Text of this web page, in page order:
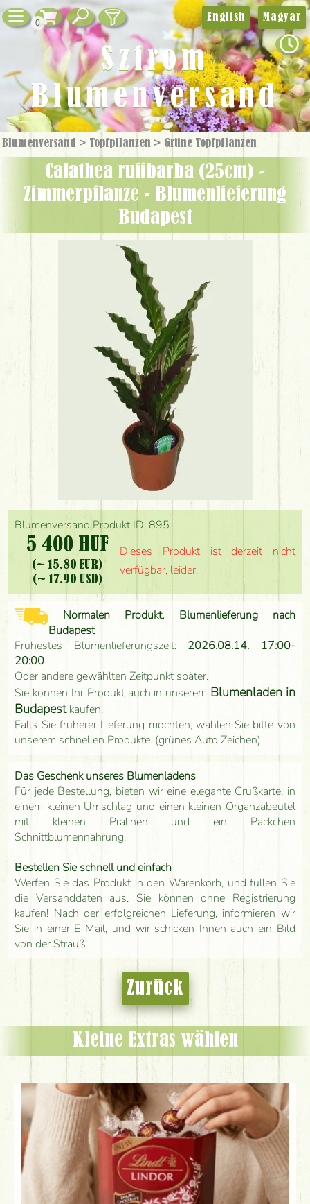
0
Blumenversand > Topfpflanzen > Grüne Topf­pflanzen
Calathea rufibarba (25cm) -
Zimmerpflanze - Blumenlieferung
Budapest
Blumenversand Produkt ID: 895
5 400 HUF
(~ 15.80 EUR)
(~ 17.90 USD)
Dieses Produkt ist derzeit nicht
verfügbar, leider.
Normalen Produkt, Blumenlieferung nach
Budapest
Frühestes Blumenlieferungszeit: 2026.08.14. 17:00-
20:00
Oder andere gewählten Zeitpunkt später.
Sie können Ihr Produkt auch in unserem Blumenladen in
Budapestkaufen.
Falls Sie früherer Lieferung möchten, wählen Sie bitte von
unserem schnellen Produkte. (grünes Auto Zeichen)
Das Geschenk unseres Blumenladens
Für jede Bestellung, bieten wir eine elegante Grußkarte, in
einem kleinen Umschlag und einen kleinen Organzabeutel
mit kleinen Pralinen und ein Päckchen
Schnittblumennahrung.
Bestellen Sie schnell und einfach
Werfen Sie das Produkt in den Warenkorb, und füllen Sie
die Versanddaten aus. Sie können ohne Registrierung
kaufen! Nach der erfolgreichen Lieferung, informieren wir
Sie in einer E-Mail, und wir schicken Ihnen auch ein Bild
von der Strauß!
Zurück
Kleine Extras wählen
English Magyar
Szirom
Blumenversand